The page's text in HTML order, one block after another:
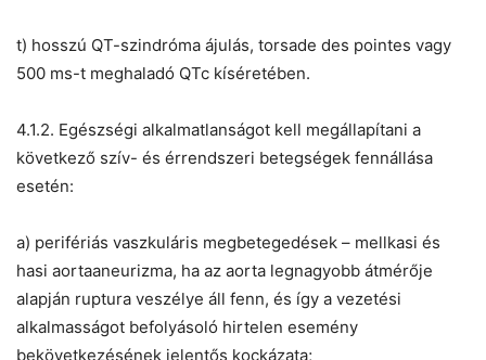
t) hosszú QT-szindróma ájulás, torsade des pointes vagy
500 ms-t meghaladó QTc kíséretében.
4.1.2. Egészségi alkalmatlanságot kell megállapítani a
következő szív- és érrendszeri betegségek fennállása
esetén:
a) perifériás vaszkuláris megbetegedések – mellkasi és
hasi aortaaneurizma, ha az aorta legnagyobb átmérője
alapján ruptura veszélye áll fenn, és így a vezetési
alkalmasságot befolyásoló hirtelen esemény
bekövetkezésének jelentős kockázata;